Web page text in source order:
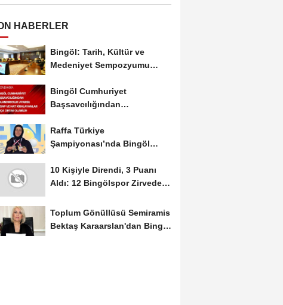
HABERLER
Bingöl: Tarih, Kültür ve
Medeniyet Sempozyumu
Bingöl Cumhuriyet
Başsavcılığından
Raffa Türkiye
Şampiyonası’nda Bingöl
10 Kişiyle Direndi, 3 Puanı
Aldı: 12 Bingölspor Zirvedeki
Toplum Gönüllüsü Semiramis
Bektaş Karaarslan'dan Bingöl